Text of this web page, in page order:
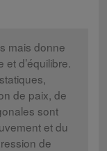
mais donne
d’équilibre.
de paix, de
sont
et du
de